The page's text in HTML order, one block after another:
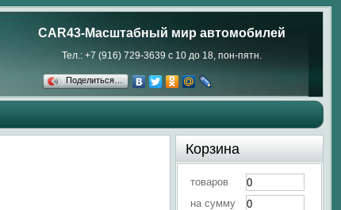
CAR43-Масштабный мир автомобилей
Тел.: +7 (916) 729-3639 с 10 до 18, пон-пятн.
Поделиться…
Корзина
товаров
на сумму